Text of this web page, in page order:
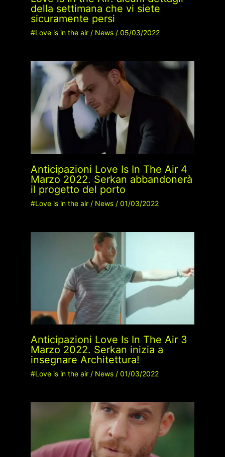
della settimana che vi siete
sicuramente persi
#Love is in the air/ News/ 05/03/2022
Anticipazioni Love Is In The Air 4
Marzo 2022. Serkan abbandonerà
il progetto del porto
#Love is in the air/ News/ 01/03/2022
Anticipazioni Love Is In The Air 3
Marzo 2022. Serkan inizia a
insegnare Architettura!
#Love is in the air/ News/ 01/03/2022